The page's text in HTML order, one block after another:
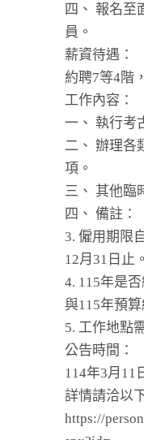
四、 報名至
員。
薪資待遇：
約聘7等4階
工作內容：
一、 執行考
二、 辦理各
項。
三、 其他臨
四、 備註：
僱用期限
12月31日止。
115年是
與115年預
工作地點
公告時間：
114年3月11
詳情請洽以
https://